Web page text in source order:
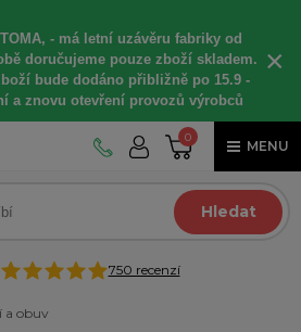
- má letní uzávěru fabriky od
doručujeme pouze zboží skladem.
bude dodáno přibližně po 15.9 -
a znovu otevření provozů výrobců
×
0
MENU
Hledat
750 recenzí
a obuv